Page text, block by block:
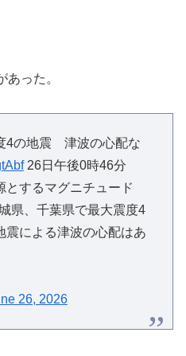
った。
4の地震 津波の心配な
26日午後0時46分
とするマグニチュード
県、千葉県で最大震度4
震による津波の心配はあ
26, 2026